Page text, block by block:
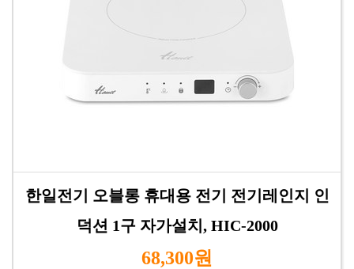
한일전기 오블롱 휴대용 전기 전기레인지 인
덕션 1구 자가설치, HIC-2000
68,300원